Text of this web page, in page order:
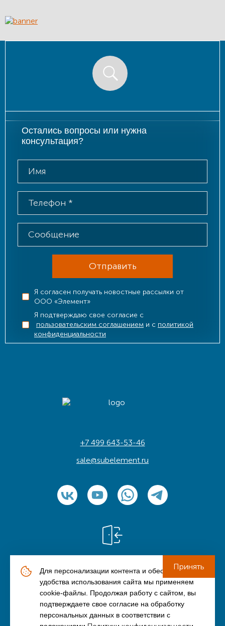
Остались вопросы или нужна
консультация?
Отправить
Я согласен получать новостные рассылки от
ООО «Элемент»
Я подтверждаю свое согласие с
пользовательским соглашением и с политикой
конфиденциальности
+7 499 643-53-46
sale@subelement.ru
© ООО «Элемент» (ИНН: 9709045791), 2006-2026
Политика конфиденциальности
Пользовательское соглашение
made by Rain
Для персонализации контента и обеспечения
удобства использования сайта мы применяем
cookie-файлы. Продолжая работу с сайтом, вы
подтверждаете свое согласие на обработку
персональных данных в соответствии с
Принять